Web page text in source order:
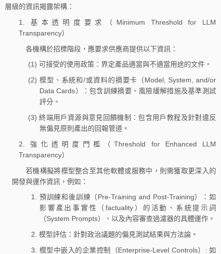
層級的資訊揭露架構：
1. 基本透明度要求（Minimum Threshold for LLM
Transparency）
各機構於招標階段，應要求供應商提供以下資訊：
(1) 可接受的使用政策：界定產品適當與不適當用途的文件。
(2) 模型、系統和/或資料的摘要卡（Model, System, and/or
Data Cards）：包含訓練摘要、風險緩解措施及基準測試
評分。
(3) 終端用戶資源與意見回饋機制：包含用戶教程及針對違反
無偏見原則產出的回報管道。
2. 強化透明度門檻（Threshold for Enhanced LLM
Transparency）
若機構擬將模型整合至其他軟體或服務中，則需獲取更深入的
開發與運作資訊，例如：
1. 預訓練和後訓練（Pre-Training and Post-Training）：如
影響產出事實性（factuality）的活動、系統提示詞
（System Prompts）、以及內容審查過濾器的具體運作。
2. 模型評估：針對政治議題的偏見測試結果與方法論。
3. 模型中嵌入的企業控制（Enterprise-Level Controls）: 如